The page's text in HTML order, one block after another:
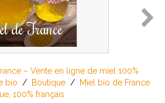
de France
– Vente en ligne de miel 100%
bio / Boutique /
Miel bio de France
100% français